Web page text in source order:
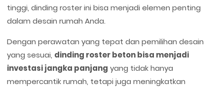
tinggi, dinding roster ini bisa menjadi elemen penting
dalam desain rumah Anda.
Dengan perawatan yang tepat dan pemilihan desain
yang sesuai, dinding roster beton bisa menjadi
investasi jangka panjang yang tidak hanya
mempercantik rumah, tetapi juga meningkatkan